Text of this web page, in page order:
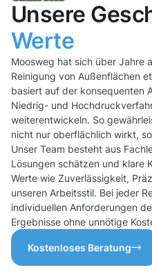
Unsere
Werte
Moosweg hat sich über Jahre
Reinigung von Außenflächen
basiert auf der konsequenten
Niedrig- und
weiterentwickeln. So
nicht nur oberflächlich wirkt,
Unser Team besteht aus
Lösungen schätzen und klare
Werte wie Zuverlässigkeit,
unseren Arbeitsstil. Bei jeder
individuellen Anforderungen
Ergebnisse ohne unnötige
Kostenloses Beratung